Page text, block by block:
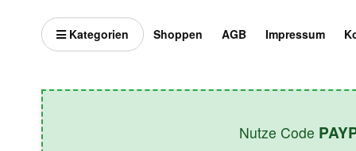
Kategorien Shoppen AGB Impressum
Nutze Code